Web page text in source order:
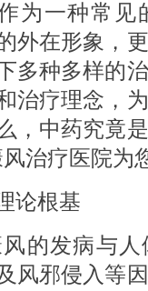
为一种常见
外在形象，
多种多样的
治疗理念，为
，中药究竟
治疗医院为
论根基
发病与人
风邪侵入等